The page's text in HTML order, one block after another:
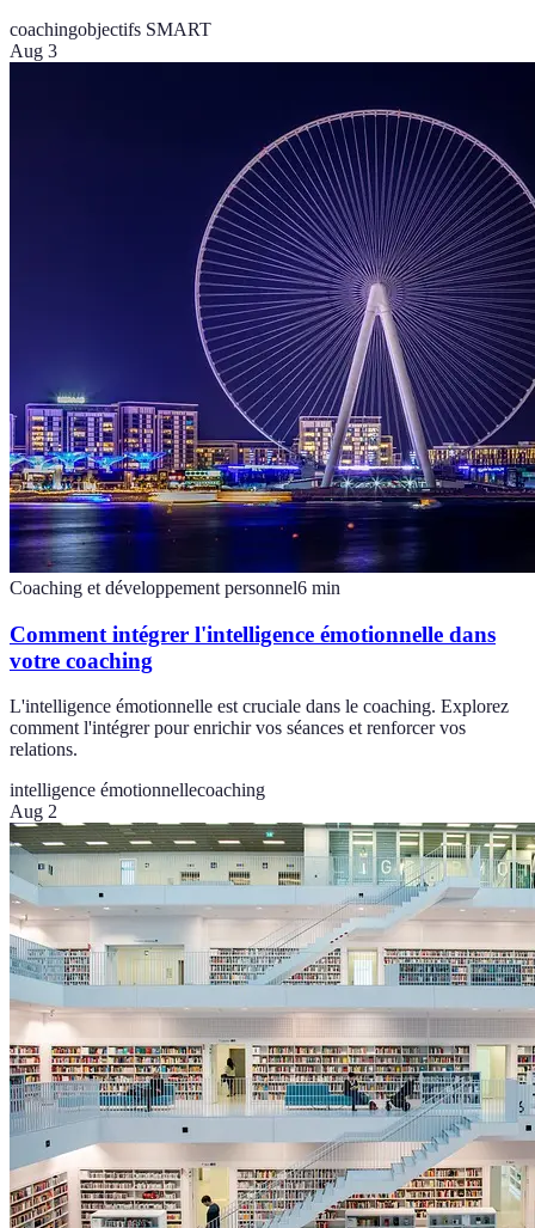
coachingobjectifs SMART
Aug 3
Coaching et développement personnel6 min
Comment intégrer l'intelligence émotionnelle dans
votre coaching
L'intelligence émotionnelle est cruciale dans le coaching. Explorez
comment l'intégrer pour enrichir vos séances et renforcer vos
relations.
intelligence émotionnellecoaching
Aug 2